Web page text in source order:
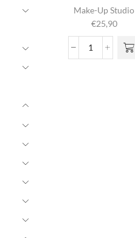
Make-Up Studio
€25,90
Bronzing
heeft
meerdere
optie kan